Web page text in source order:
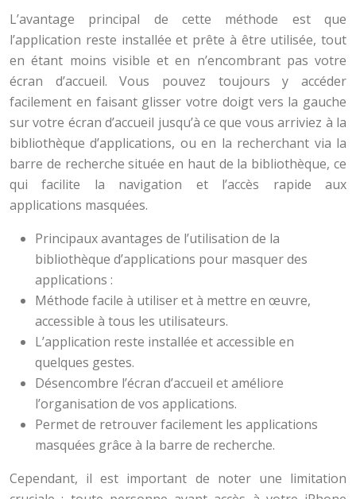
L’avantage principal de cette méthode est que
l’application reste installée et prête à être utilisée, tout
en étant moins visible et en n’encombrant pas votre
écran d’accueil. Vous pouvez toujours y accéder
facilement en faisant glisser votre doigt vers la gauche
sur votre écran d’accueil jusqu’à ce que vous arriviez à la
bibliothèque d’applications, ou en la recherchant via la
barre de recherche située en haut de la bibliothèque, ce
qui facilite la navigation et l’accès rapide aux
applications masquées.
Principaux avantages de l’utilisation de la
bibliothèque d’applications pour masquer des
applications :
Méthode facile à utiliser et à mettre en œuvre,
accessible à tous les utilisateurs.
L’application reste installée et accessible en
quelques gestes.
Désencombre l’écran d’accueil et améliore
l’organisation de vos applications.
Permet de retrouver facilement les applications
masquées grâce à la barre de recherche.
Cependant, il est important de noter une limitation